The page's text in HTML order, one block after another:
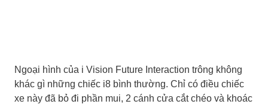
Ngoại hình của i Vision Future Interaction trông không
khác gì những chiếc i8 bình thường. Chỉ có điều chiếc
xe này đã bỏ đi phần mui, 2 cánh cửa cắt chéo và khoác